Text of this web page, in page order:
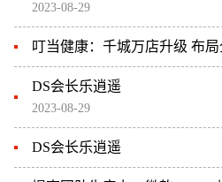
2023-08-29
叮当健康：千城万店升级 布
DS会长乐逍遥
2023-08-29
DS会长乐逍遥